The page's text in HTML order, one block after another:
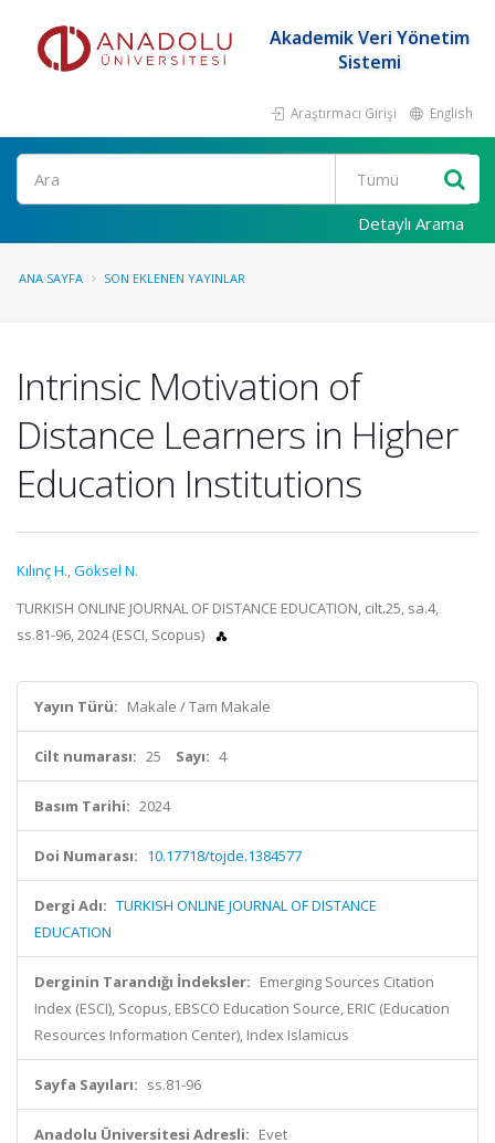
Akademik Veri Yönetim
Sistemi
Araştırmacı Girişi English
Ara
Detaylı Arama
ANA SAYFA SON EKLENEN YAYINLAR
Intrinsic Motivation of
Distance Learners in Higher
Education Institutions
Kılınç H.,Göksel N.
TURKISH ONLINE JOURNAL OF DISTANCE EDUCATION, cilt.25, sa.4,
ss.81-96, 2024 (ESCI, Scopus)
Yayın Türü: Makale / Tam Makale
Cilt numarası: 25 Sayı: 4
Basım Tarihi: 2024
Doi Numarası: 10.17718/tojde.1384577
Dergi Adı: TURKISH ONLINE JOURNAL OF DISTANCE
EDUCATION
Derginin Tarandığı İndeksler: Emerging Sources Citation
Index (ESCI), Scopus, EBSCO Education Source, ERIC (Education
Resources Information Center), Index Islamicus
Sayfa Sayıları: ss.81-96
Anadolu Üniversitesi Adresli: Evet